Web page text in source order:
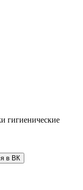
гигиенические
в ВК